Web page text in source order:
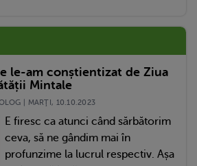
le-am conștientizat de Ziua
Mintale
| MARŢI, 10.10.2023
E firesc ca atunci când sărbătorim
ceva, să ne gândim mai în
profunzime la lucrul respectiv. Așa